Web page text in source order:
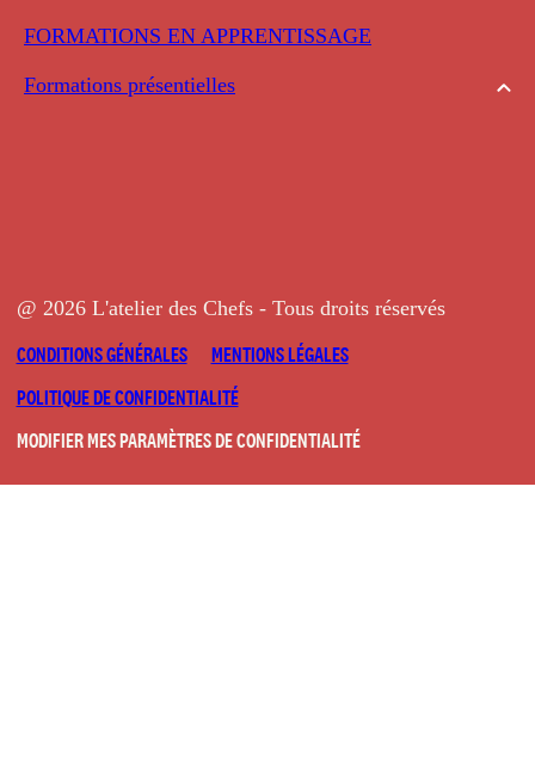
FORMATIONS EN APPRENTISSAGE
Formations présentielles
@ 2026 L'atelier des Chefs - Tous droits réservés
CONDITIONS GÉNÉRALES
MENTIONS LÉGALES
POLITIQUE DE CONFIDENTIALITÉ
MODIFIER MES PARAMÈTRES DE CONFIDENTIALITÉ